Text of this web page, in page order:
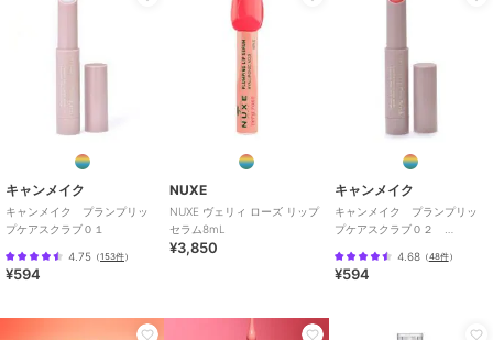
キャンメイク
キャンメイク プランプリッ
プケアスクラブ０１
4.75 （153件）
¥594
NUXE
NUXE ヴェリィ ローズ リップ
セラム8mL
¥3,850
キャンメイク
キャンメイク プランプリッ
プケアスクラブ０２
4.68（48件）
¥594